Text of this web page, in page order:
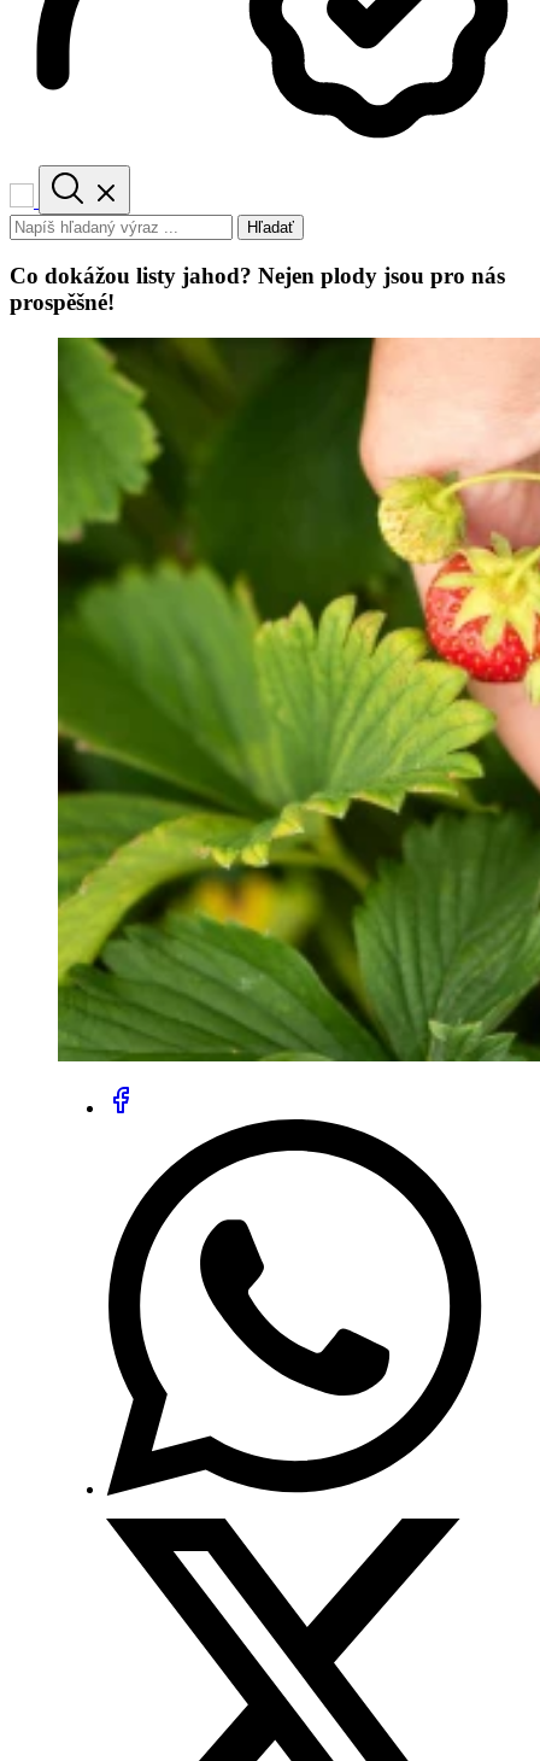
Hľadať
Co dokážou listy jahod? Nejen plody jsou pro nás
prospěšné!